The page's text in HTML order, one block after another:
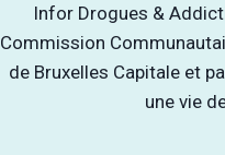
Infor Drogues &
Commission
de Bruxelles Capitale et
une vie